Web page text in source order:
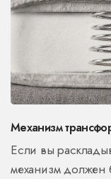
Механизм
Если вы
механизм должен